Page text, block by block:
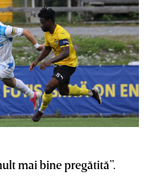
mai bine pregătită”.